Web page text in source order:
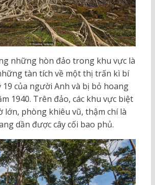
những hòn đảo trong khu vực là
tàn tích về một thị trấn kì bí
của người Anh và bị bỏ hoang
1940. Trên đảo, các khu vực biệt
lớn, phòng khiêu vũ, thậm chí là
dần được cây cối bao phủ.